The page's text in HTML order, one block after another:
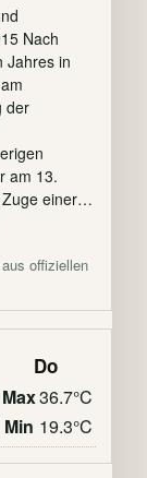
Nach
Jahres in
der
am 13.
Zuge einer…
offiziellen
Do
Max36.7°C
Min 19.3°C